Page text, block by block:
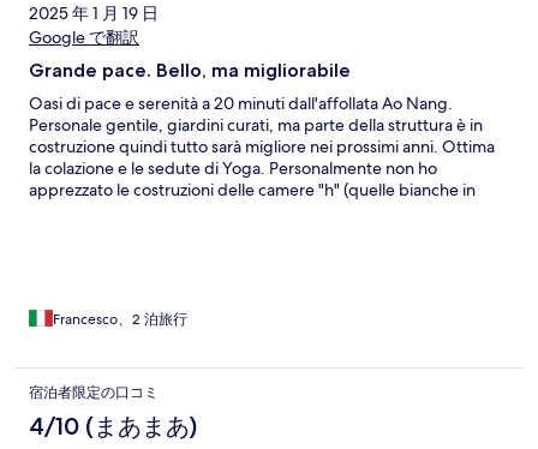
2025 年 1 月 19 日
Google で翻訳
Grande pace. Bello, ma migliorabile
Oasi di pace e serenità a 20 minuti dall'affollata Ao Nang.
Personale gentile, giardini curati, ma parte della struttura è in
costruzione quindi tutto sarà migliore nei prossimi anni. Ottima
la colazione e le sedute di Yoga. Personalmente non ho
apprezzato le costruzioni delle camere "h" (quelle bianche in
Francesco、2 泊旅行
宿泊者限定の口コミ
4/10 (まあまあ)